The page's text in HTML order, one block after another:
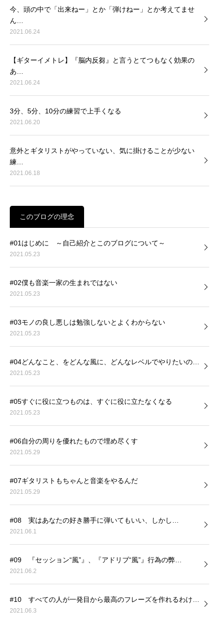
今、頭の中で「出来ねー」とか「弾けねー」とか考えてませ
ん…
2021.06.24
【ギターイメトレ】『脳内反芻』と言うとてつもなく効果の
あ…
2021.06.24
3分、5分、10分の練習で上手くなる
2021.06.20
意外とギタリストがやっていない、気に掛けることが少ない
練…
2021.06.18
このブログの理念
#01はじめに ～自己紹介とこのブログについて～
2021.05.23
#02僕も音楽一家の生まれではない
2021.05.23
#03モノの良し悪しは勉強しないとよくわからない
2021.05.23
#04どんなこと、をどんな風に、どんなレベルでやりたいの…
2021.05.23
#05すぐに役に立つものは、すぐに役に立たなくなる
2021.05.23
#06自分の周りを優れたもので埋め尽くす
2021.05.29
#07ギタリストもちゃんと音楽をやるんだ
2021.05.29
#08 実はあなたの好き勝手に弾いてもいい、しかし…
2021.06.1
#09 『セッション“風”』、『アドリブ“風”』行為の弊…
2021.06.2
#10 すべての人が一発目から最高のフレーズを作れるわけ…
2021.06.3